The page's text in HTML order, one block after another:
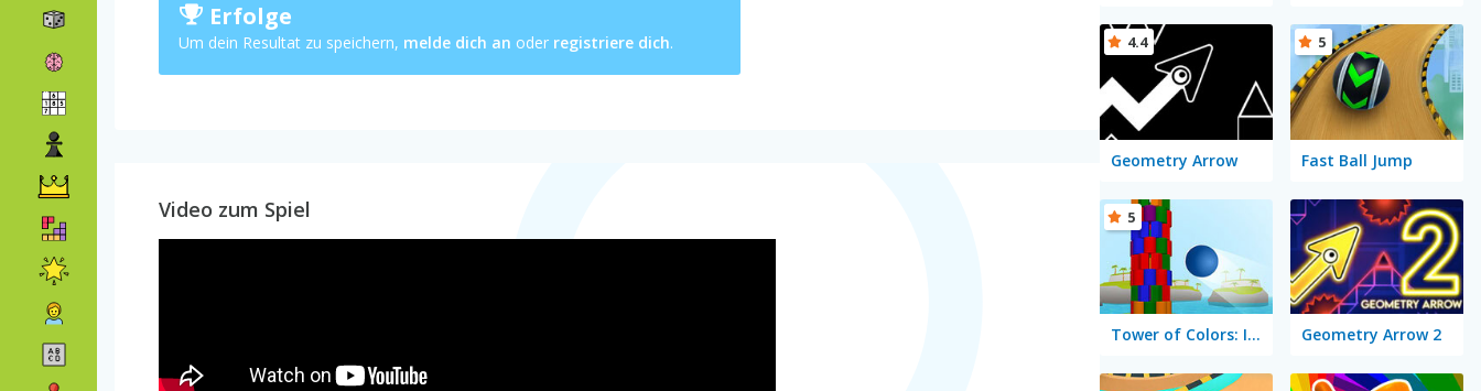
Erfolge
Um dein Resultat zu speichern, melde dich an oder registriere dich.
Video zum Spiel
Geometry Arrow
4.4
Fast Ball Jump
5
Tower of Colors: Island Edition
5
Geometry Arrow 2